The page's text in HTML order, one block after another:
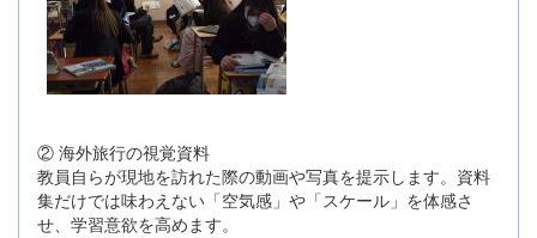
② 海外旅行の視覚資料
教員自らが現地を訪れた際の動画や写真を提示します。資料
集だけでは味わえない「空気感」や「スケール」を体感さ
せ、学習意欲を高めます。